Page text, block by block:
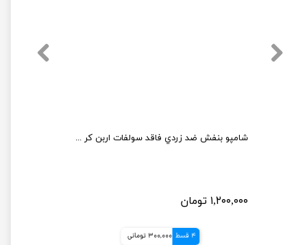
شامپو بنفش ضد زردي فاقد سولفات اربن كر 250 ميل
۱,۲۰۰,۰۰۰ تومان
4 قسط 300,000 تومانی